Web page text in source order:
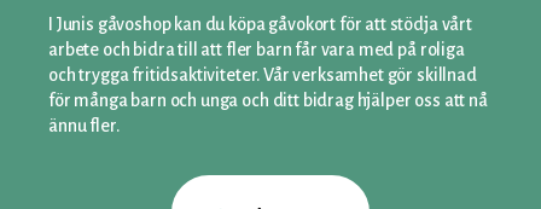
I Junis gåvoshop kan du köpa gåvokort för att stödja vårt
arbete och bidra till att fler barn får vara med på roliga
och trygga fritidsaktiviteter. Vår verksamhet gör skillnad
för många barn och unga och ditt bidrag hjälper oss att nå
ännu fler.